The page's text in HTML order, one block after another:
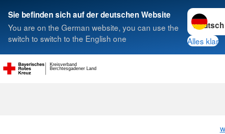
Sie befinden sich auf der deutschen Website
You are on the German website, you can use the
switch to switch to the English one
Sprache
Alles klar
Berchtesgadener Land
Kreisverband
Suche